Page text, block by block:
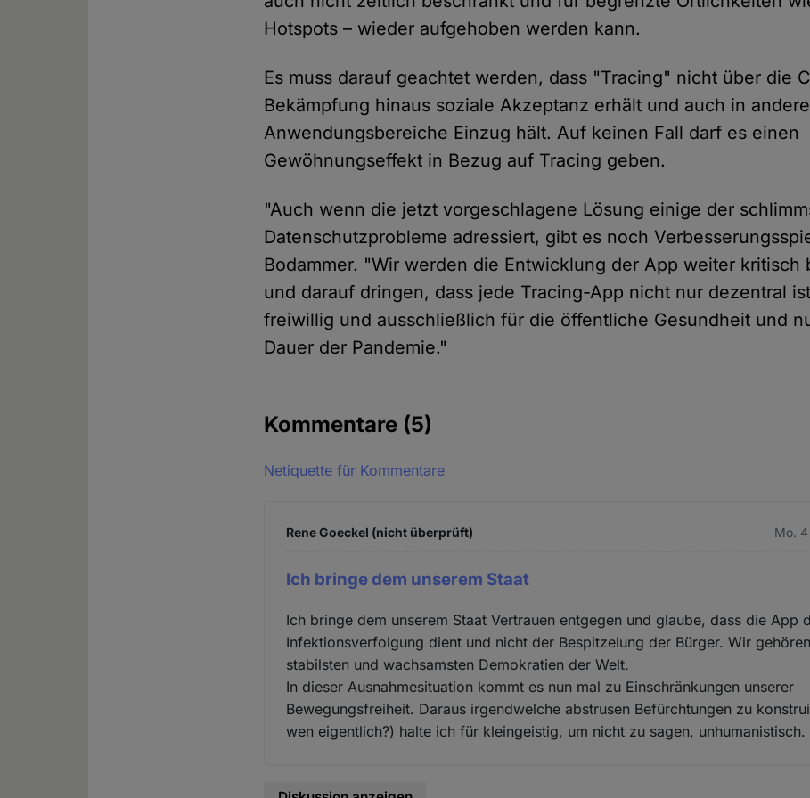
Hotspots – wieder aufgehoben werden kann.
Es muss darauf geachtet werden, dass "Tracing" nicht über die
Bekämpfung hinaus soziale Akzeptanz erhält und auch in andere
Anwendungsbereiche Einzug hält. Auf keinen Fall darf es einen
Gewöhnungseffekt in Bezug auf Tracing geben.
"Auch wenn die jetzt vorgeschlagene Lösung einige der
Datenschutzprobleme adressiert, gibt es noch
Bodammer. "Wir werden die Entwicklung der App weiter kritisch
und darauf dringen, dass jede Tracing-App nicht nur dezentral
freiwillig und ausschließlich für die öffentliche Gesundheit und
Dauer der Pandemie."
Kommentare (5)
Netiquette für Kommentare
Rene Goeckel (nicht überprüft) Mo.
Ich bringe dem unserem Staat
Ich bringe dem unserem Staat Vertrauen entgegen und glaube, dass die App
Infektionsverfolgung dient und nicht der Bespitzelung der Bürger. Wir
stabilsten und wachsamsten Demokratien der Welt.
In dieser Ausnahmesituation kommt es nun mal zu Einschränkungen unserer
Bewegungsfreiheit. Daraus irgendwelche abstrusen Befürchtungen zu
wen eigentlich?) halte ich für kleingeistig, um nicht zu sagen, unhumanistisch.